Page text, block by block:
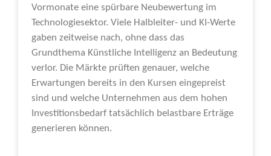
Vormonate eine spürbare Neubewertung im
Technologiesektor. Viele Halbleiter- und KI-Werte
gaben zeitweise nach, ohne dass das
Grundthema Künstliche Intelligenz an Bedeutung
verlor. Die Märkte prüften genauer, welche
Erwartungen bereits in den Kursen eingepreist
sind und welche Unternehmen aus dem hohen
Investitionsbedarf tatsächlich belastbare Erträge
generieren können.